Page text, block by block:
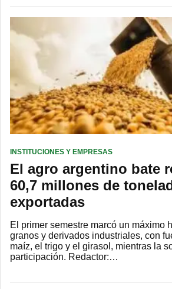
INSTITUCIONES Y EMPRESAS
El agro argentino bate
60,7 millones de
exportadas
El primer semestre marcó un máximo
granos y derivados industriales, con
maíz, el trigo y el girasol, mientras la
participación. Redactor:…